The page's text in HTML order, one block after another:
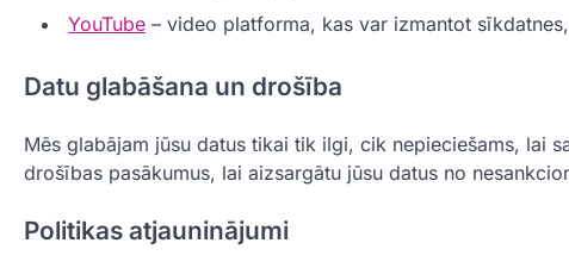
YouTube – video platforma, kas var izmantot
Datu glabāšana un drošība
Mēs glabājam jūsu datus tikai tik ilgi, cik nepieciešams, lai
drošības pasākumus, lai aizsargātu jūsu datus no
Politikas atjauninājumi